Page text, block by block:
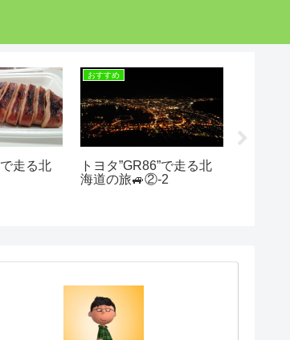
で走る北
おすすめ
トヨタ”GR86”で走る北
海道の旅🚙②-2